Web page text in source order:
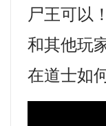
尸王可以
和其他玩
在道士如